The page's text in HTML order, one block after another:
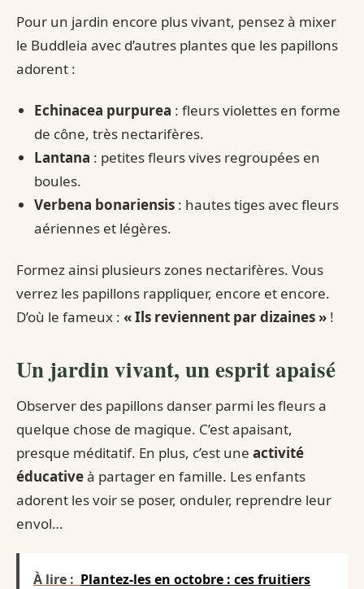
Pour un jardin encore plus vivant, pensez à mixer
le Buddleia avec d’autres plantes que les papillons
adorent :
Echinacea purpurea : fleurs violettes en forme
de cône, très nectarifères.
Lantana : petites fleurs vives regroupées en
boules.
Verbena bonariensis : hautes tiges avec fleurs
aériennes et légères.
Formez ainsi plusieurs zones nectarifères. Vous
verrez les papillons rappliquer, encore et encore.
D’où le fameux : « Ils reviennent par dizaines » !
Un jardin vivant, un esprit apaisé
Observer des papillons danser parmi les fleurs a
quelque chose de magique. C’est apaisant,
presque méditatif. En plus, c’est une activité
éducativeà partager en famille. Les enfants
adorent les voir se poser, onduler, reprendre leur
envol…
À lire : Plantez-les en octobre : ces fruitiers